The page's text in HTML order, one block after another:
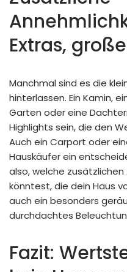
Extras,
Manchmal sind es die
hinterlassen. Ein Kamin,
Garten oder eine
Highlights sein, die den
Auch ein Carport oder
Hauskäufer ein
also, welche
könntest, die dein Haus
auch ein besonders
durchdachtes
Fazit: